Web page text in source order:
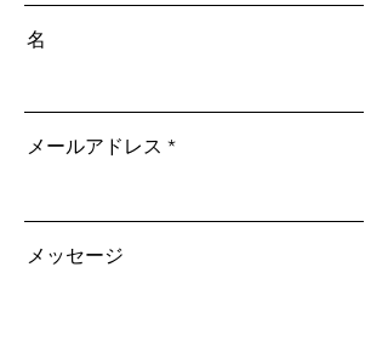
名
メールアドレス
メッセージ